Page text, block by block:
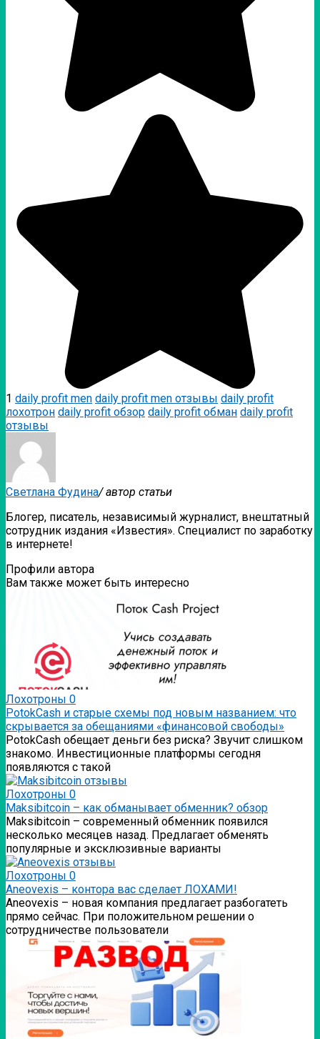
1 daily profit men daily profit men отзывы daily profit
лохотрон daily profit обзор daily profit обман daily profit
отзывы
Светлана Фудина/ автор статьи
Блогер, писатель, независимый журналист, внештатный
сотрудник издания «Известия». Специалист по заработку
в интернете!
Профили автора
Вам также может быть интересно
Лохотроны 0
PotokCash и старые схемы под новым названием: что
скрывается за обещаниями «финансовой свободы»
PotokCash обещает деньги без риска? Звучит слишком
знакомо. Инвестиционные платформы сегодня
появляются с такой
Лохотроны 0
Мaksibitcoin – как обманывает обменник? обзор
Мaksibitcoin – современный обменник появился
несколько месяцев назад. Предлагает обменять
популярные и эксклюзивные варианты
Лохотроны 0
Аneovexis – контора вас сделает ЛОХАМИ!
Аneovexis – новая компания предлагает разбогатеть
прямо сейчас. При положительном решении о
сотрудничестве пользователи